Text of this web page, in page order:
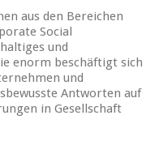
aus den Bereichen
Social
und
enorm beschäftigt sich
und
Antworten auf
in Gesellschaft